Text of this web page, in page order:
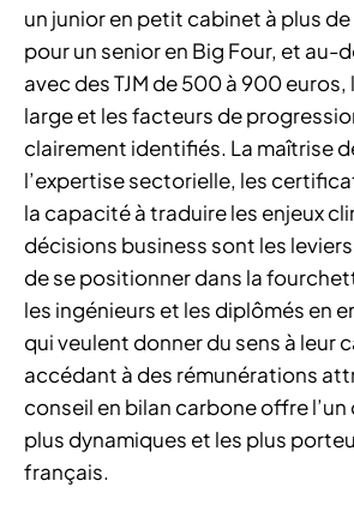
un junior en petit cabinet à plus
pour un senior en Big Four, et au-
avec des TJM de 500 à 900
large et les facteurs de
clairement identifiés. La maîtrise
l’expertise sectorielle, les
la capacité à traduire les enjeux
décisions business sont les
de se positionner dans la
les ingénieurs et les diplômés en
qui veulent donner du sens à leur
accédant à des rémunérations
conseil en bilan carbone offre
plus dynamiques et les plus
français.